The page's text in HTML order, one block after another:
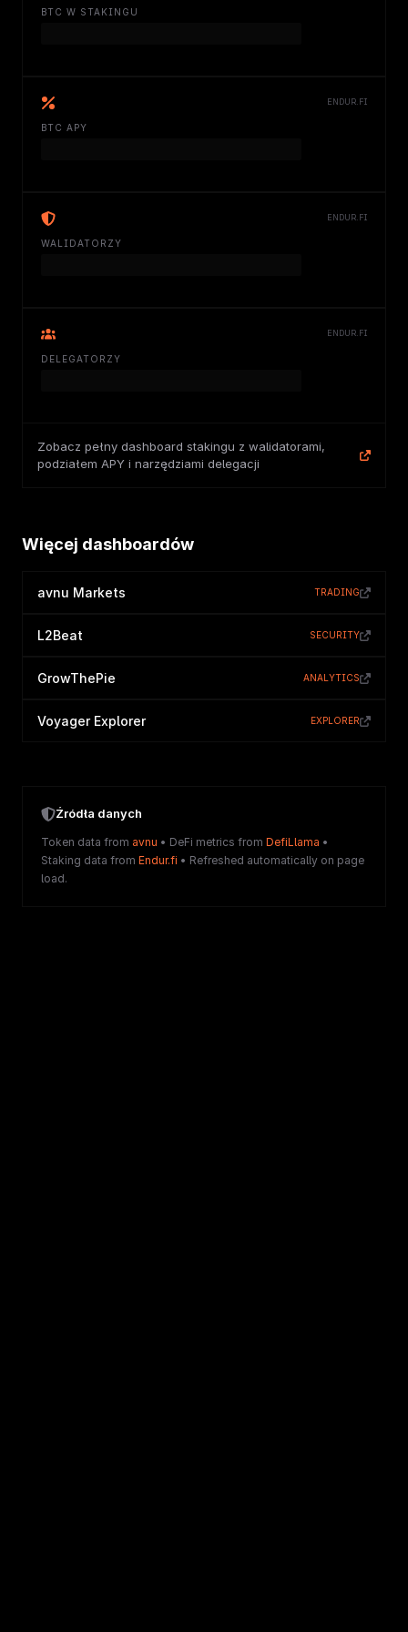
BTC W STAKINGU
ENDUR.FI
BTC APY
ENDUR.FI
WALIDATORZY
ENDUR.FI
DELEGATORZY
Zobacz pełny dashboard stakingu z walidatorami,
podziałem APY i narzędziami delegacji
Więcej dashboardów
avnu Markets TRADING
L2Beat SECURITY
GrowThePie ANALYTICS
Voyager Explorer EXPLORER
Źródła danych
Token data from avnu • DeFi metrics from DefiLlama •
Staking data from Endur.fi • Refreshed automatically on page
load.